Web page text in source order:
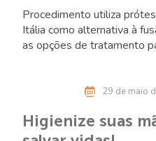
Procedimento utiliza
Itália como alternativa à
as opções de tratamento
29 de maio
Higienize suas